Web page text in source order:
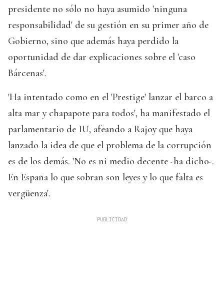
presidente no sólo no haya asumido 'ninguna
responsabilidad' de su gestión en su primer año de
Gobierno, sino que además haya perdido la
oportunidad de dar explicaciones sobre el 'caso
Bárcenas'.
'Ha intentado como en el 'Prestige' lanzar el barco a
alta mar y chapapote para todos', ha manifestado el
parlamentario de IU, afeando a Rajoy que haya
lanzado la idea de que el problema de la corrupción
es de los demás. 'No es ni medio decente -ha dicho-.
En España lo que sobran son leyes y lo que falta es
vergüenza'.